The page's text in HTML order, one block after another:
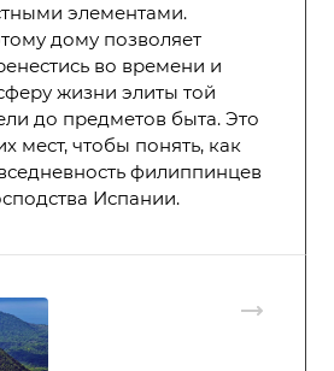
элементами.
дому позволяет
во времени и
жизни элиты той
до предметов быта. Это
мест, чтобы понять, как
филиппинцев
Испании.